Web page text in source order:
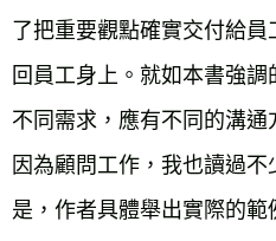
了把重要觀點確實交付給
回員工身上。就如本書強
不同需求，應有不同的溝通
因為顧問工作，我也讀過
是，作者具體舉出實際的